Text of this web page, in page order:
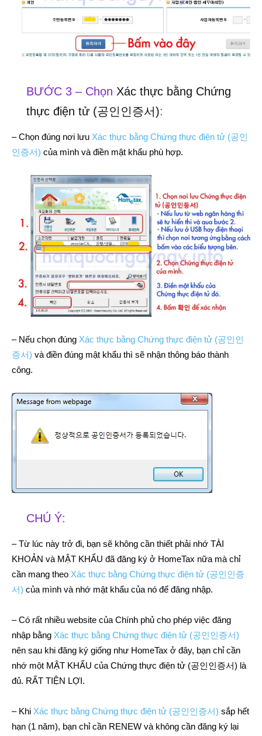
BƯỚC 3 – Chọn Xác thực bằng Chứng
thực điện tử (공인인증서):
– Chọn đúng nơi lưu Xác thực bằng Chứng thực điện tử (공인
인증서) của mình và điền mật khẩu phù hợp.
– Nếu chọn đúng Xác thực bằng Chứng thực điện tử (공인인
증서) và điền đúng mật khẩu thì sẽ nhận thông báo thành
công.
CHÚ Ý:
– Từ lúc này trở đi, bạn sẽ không cần thiết phải nhớ TÀI
KHOẢN và MẬT KHẨU đã đăng ký ở HomeTax nữa mà chỉ
cần mang theo Xác thực bằng Chứng thực điện tử (공인인증
서) của mình và nhớ mật khẩu của nó để đăng nhập.
– Có rất nhiều website của Chính phủ cho phép việc đăng
nhập bằng Xác thực bằng Chứng thực điện tử (공인인증서)
nên sau khi đăng ký giống như HomeTax ở đây, bạn chỉ cần
nhớ một MẬT KHẨU của Chứng thực điện tử (공인인증서) là
đủ. RẤT TIỆN LỢI.
– Khi Xác thực bằng Chứng thực điện tử (공인인증서) sắp hết
hạn (1 năm), bạn chỉ cần RENEW và không cần đăng ký lại